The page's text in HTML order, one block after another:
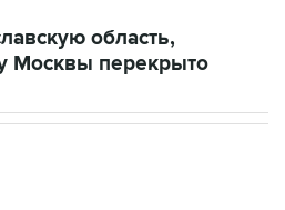
область,
Москвы перекрыто